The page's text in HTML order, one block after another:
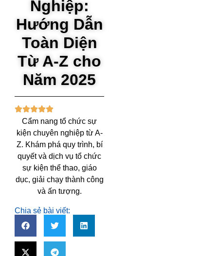
Nghiệp:
Hướng Dẫn
Toàn Diện
Từ A-Z cho
Năm 2025
Cẩm nang tổ chức sự
kiện chuyên nghiệp từ A-
Z. Khám phá quy trình, bí
quyết và dịch vụ tổ chức
sự kiện thể thao, giáo
dục, giải chạy thành công
và ấn tượng.
Chia sẻ bài viết: